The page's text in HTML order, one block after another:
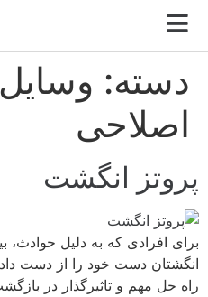
دسته:
اصلاحی
پروتز انگشت
برای افرادی که به دلیل حوادث،
انگشتان دست خود را از دست
راه‌ حل مهم و تاثیرگذار در